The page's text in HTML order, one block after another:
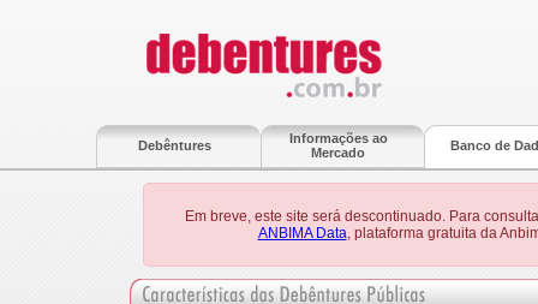
Debêntures
Informações ao
Mercado
Banco de
Em breve, este site será descontinuado. Para
ANBIMA Data, plataforma gratuita da